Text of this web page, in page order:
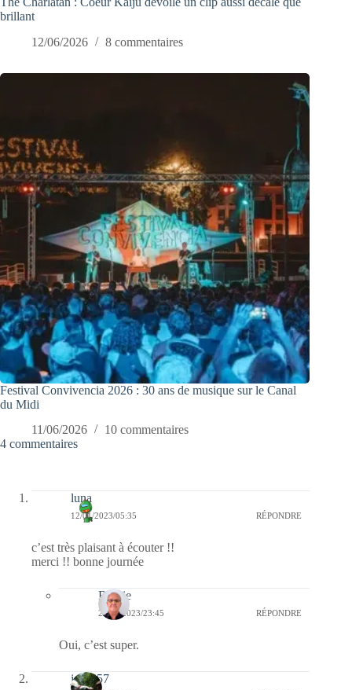
brillant
12/06/2026
8 commentaires
Festival Convivencia 2026 : 30 ans de musique sur le Canal
du Midi
11/06/2026
10 commentaires
4 commentaires
luna
12/01/2023/05:35 RÉPONDRE
c’est très plaisant à écouter !!
merci !! bonne journée
Bernie
21/01/2023/23:45 RÉPONDRE
Oui, c’est super.
jazzy57